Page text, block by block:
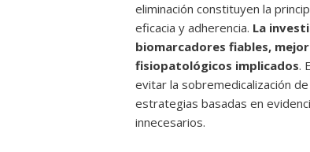
eliminación constituyen la
eficacia y adherencia. La
biomarcadores fiables,
fisiopatológicos implicados.
evitar la sobremedicalización
estrategias basadas en
innecesarios.